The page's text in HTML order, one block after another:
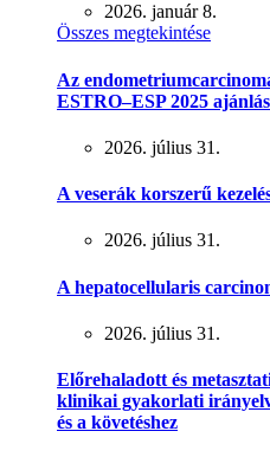
2026. január 8.
Összes megtekintése
Az
ESTRO–ESP 2025
2026. július 31.
A veserák korszerű
2026. július 31.
A hepatocellularis
2026. július 31.
Előrehaladott és
klinikai gyakorlati irányelv
és a követéshez